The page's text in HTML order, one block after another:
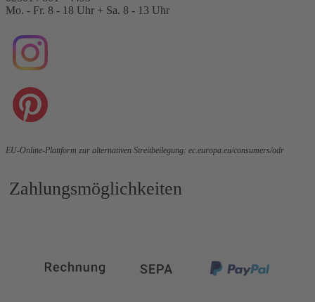
Mo. - Fr. 8 - 18 Uhr + Sa. 8 - 13 Uhr
EU-Online-Plattform zur alternativen Streitbeilegung: ec.europa.eu/consumers/odr
Zahlungsmöglichkeiten